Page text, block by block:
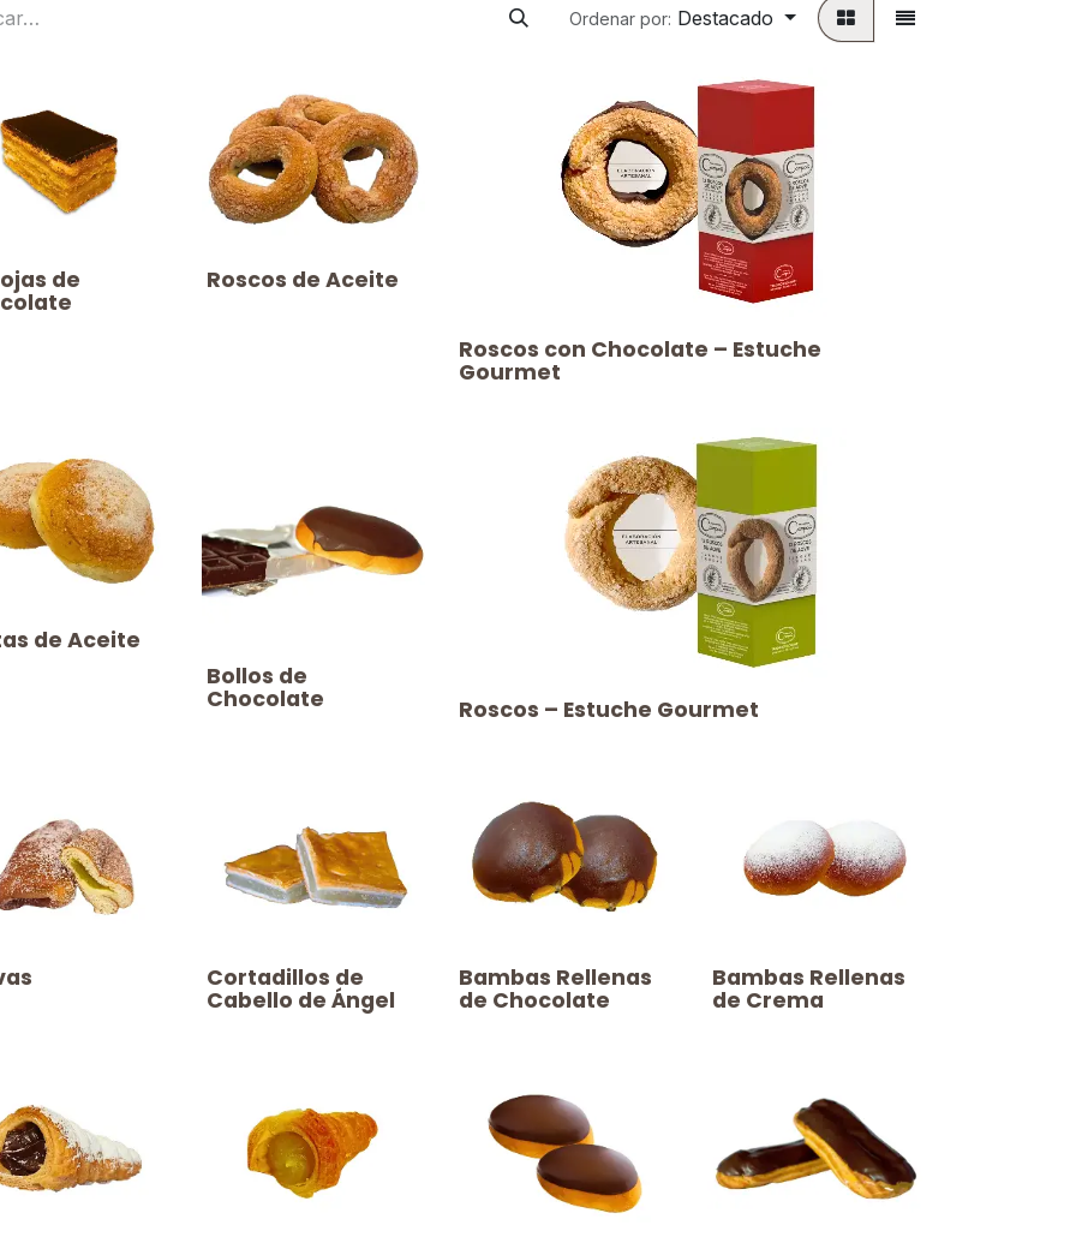
Ordenar por: Destacado
de ​​​Roscos de Aceite
​​​Roscos con Chocolate – Estuche
Gourmet
de Aceite
​​​Bollos de
Chocolate ​​​Roscos – Estuche Gourmet
​​​Cortadillos de
Cabello de Ángel
​​​Bambas Rellenas
de Chocolate
​​​Bambas Rellenas
de Crema